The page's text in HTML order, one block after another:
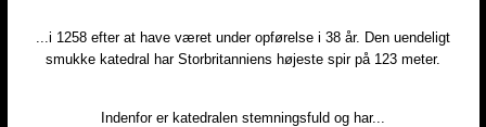
​...i 1258 efter at have været under opførelse i 38 år. Den uendeligt
smukke katedral har Storbritanniens højeste spir på 123 meter.
​Indenfor er katedralen stemningsfuld og har...